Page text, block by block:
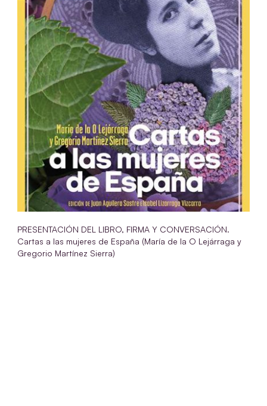
PRESENTACIÓN DEL LIBRO, FIRMA Y CONVERSACIÓN.
Cartas a las mujeres de España (María de la O Lejárraga y
Gregorio Martínez Sierra)